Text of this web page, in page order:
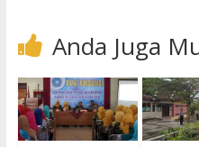
Anda Juga